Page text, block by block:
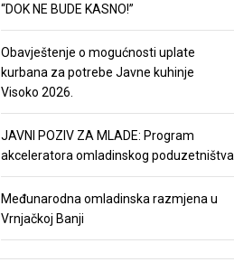
“DOK NE BUDE KASNO!”
Obavještenje o mogućnosti uplate
kurbana za potrebe Javne kuhinje
Visoko 2026.
JAVNI POZIV ZA MLADE: Program
akceleratora omladinskog poduzetništva
Međunarodna omladinska razmjena u
Vrnjačkoj Banji